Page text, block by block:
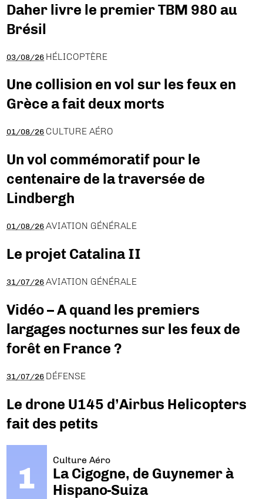
Daher livre le premier TBM 980 au
Brésil
03/08/26 HÉLICOPTÈRE
Une collision en vol sur les feux en
Grèce a fait deux morts
01/08/26 CULTURE AÉRO
Un vol commémoratif pour le
centenaire de la traversée de
Lindbergh
01/08/26 AVIATION GÉNÉRALE
Le projet Catalina II
31/07/26 AVIATION GÉNÉRALE
Vidéo – A quand les premiers
largages nocturnes sur les feux de
forêt en France ?
31/07/26 DÉFENSE
Le drone U145 d’Airbus Helicopters
fait des petits
Culture Aéro
La Cigogne, de Guynemer à
Hispano-Suiza